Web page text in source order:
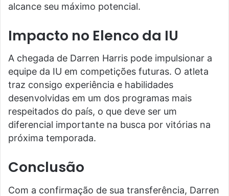
alcance seu máximo potencial.
Impacto no Elenco da IU
A chegada de Darren Harris pode impulsionar a
equipe da IU em competições futuras. O atleta
traz consigo experiência e habilidades
desenvolvidas em um dos programas mais
respeitados do país, o que deve ser um
diferencial importante na busca por vitórias na
próxima temporada.
Conclusão
Com a confirmação de sua transferência, Darren